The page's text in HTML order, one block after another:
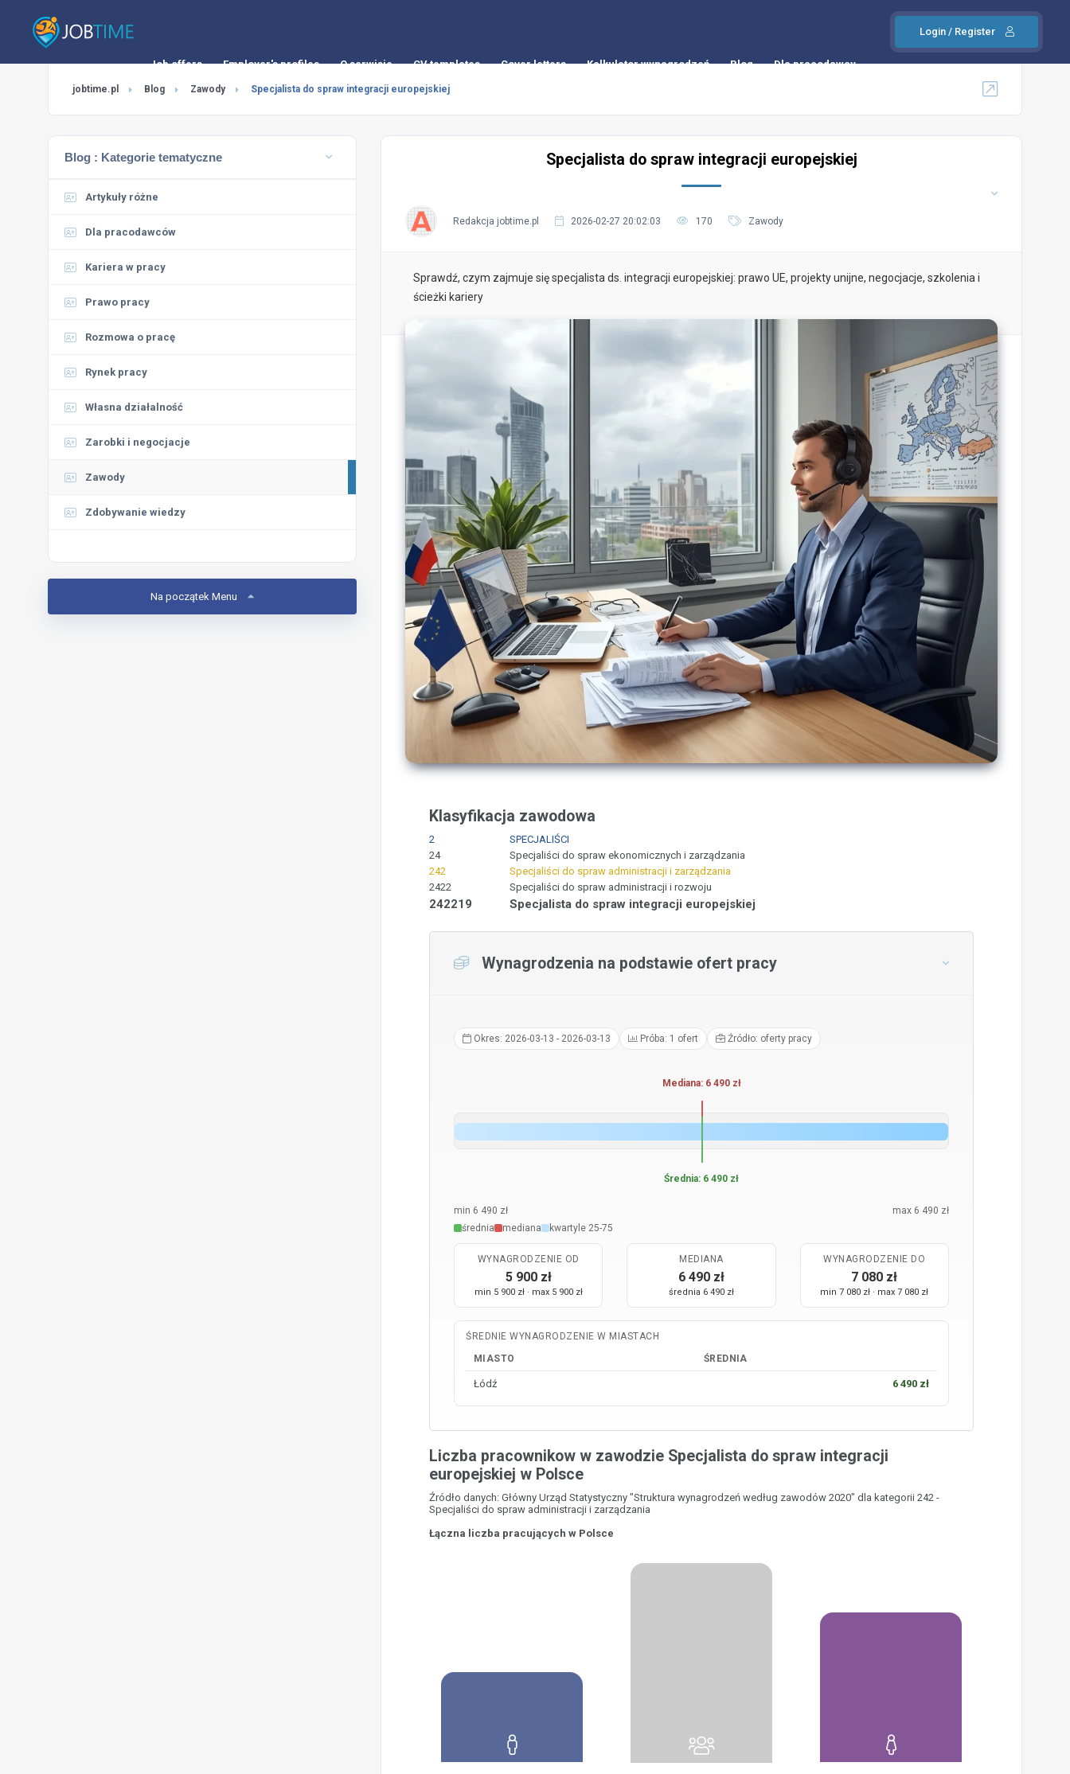
Login / Register
Job offers Employer's profiles O serwisie CV templates Cover letters Kalkulator wynagrodzeń Blog Dla pracodawcy
jobtime.pl Blog Zawody Specjalista do spraw integracji europejskiej
Blog : Kategorie tematyczne
Artykuły różne
Dla pracodawców
Kariera w pracy
Prawo pracy
Rozmowa o pracę
Rynek pracy
Własna działalność
Zarobki i negocjacje
Zawody
Zdobywanie wiedzy
Na początek Menu
Specjalista do spraw integracji europejskiej
Redakcja jobtime.pl 2026-02-27 20:02:03 170 Zawody
Sprawdź, czym zajmuje się specjalista ds. integracji europejskiej: prawo UE, projekty unijne, negocjacje, szkolenia i
ścieżki kariery
Klasyfikacja zawodowa
2
SPECJALIŚCI
24
Specjaliści do spraw ekonomicznych i zarządzania
242
Specjaliści do spraw administracji i zarządzania
2422
Specjaliści do spraw administracji i rozwoju
242219 Specjalista do spraw integracji europejskiej
Wynagrodzenia na podstawie ofert pracy
Okres: 2026-03-13 - 2026-03-13 Próba: 1 ofert Źródło: oferty pracy
Mediana: 6 490 zł
Średnia: 6 490 zł
min 6 490 zł
max 6 490 zł
średnia
mediana kwartyle 25-75
WYNAGRODZENIE OD
5 900 zł
min 5 900 zł · max 5 900 zł
MEDIANA
6 490 zł
średnia 6 490 zł
WYNAGRODZENIE DO
7 080 zł
min 7 080 zł · max 7 080 zł
ŚREDNIE WYNAGRODZENIE W MIASTACH
MIASTO
ŚREDNIA
Łódź 6 490 zł
Liczba pracownikow w zawodzie Specjalista do spraw integracji
europejskiej w Polsce
Źródło danych: Główny Urząd Statystyczny "Struktura wynagrodzeń według zawodów 2020" dla kategorii 242 -
Specjaliści do spraw administracji i zarządzania
Łączna liczba pracujących w Polsce